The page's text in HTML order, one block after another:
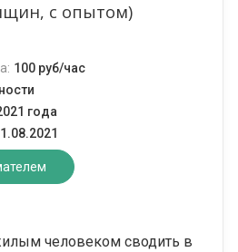
с опытом)
100 руб/час
года
человеком сводить в